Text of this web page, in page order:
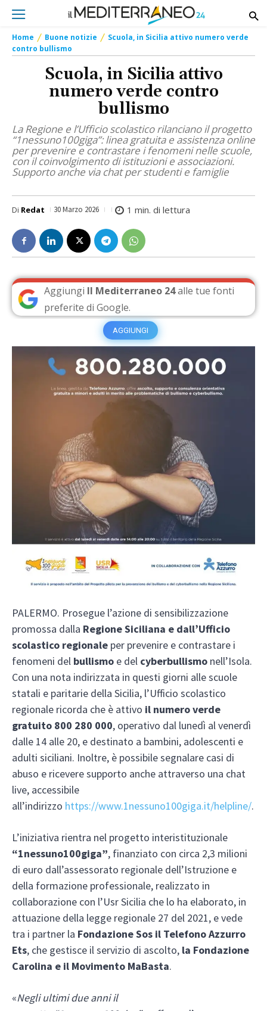
Home Buone notizie
Scuola, in Sicilia attivo numero verde
contro bullismo
Scuola, in Sicilia attivo
numero verde contro
bullismo
La Regione e l’Ufficio scolastico rilanciano il progetto
“1nessuno100giga”: linea gratuita e assistenza online
per prevenire e contrastare i fenomeni nelle scuole,
con il coinvolgimento di istituzioni e associazioni.
Supporto anche via chat per studenti e famiglie
Di Redat 30 Marzo 2026 1 min. di lettura
Aggiungi Il Mediterraneo 24alle tue fonti
preferite di Google.
AGGIUNGI
PALERMO. Prosegue l’azione di sensibilizzazione
promossa dalla Regione Siciliana e dall’Ufficio
scolastico regionale per prevenire e contrastare i
fenomeni del bullismo e del cyberbullismo nell’Isola.
Con una nota indirizzata in questi giorni alle scuole
statali e paritarie della Sicilia, l’Ufficio scolastico
regionale ricorda che è attivo il numero verde
gratuito 800 280 000, operativo dal lunedì al venerdì
dalle 14 alle 20, e destinato a bambini, adolescenti e
adulti siciliani. Inoltre, è possibile segnalare casi di
abuso e ricevere supporto anche attraverso una chat
live, accessibile
all’indirizzo https://www.1nessuno100giga.it/helpline/.
L’iniziativa rientra nel progetto interistituzionale
“1nessuno100giga”, finanziato con circa 2,3 milioni
di euro dall’assessorato regionale dell’Istruzione e
della formazione professionale, realizzato in
collaborazione con l’Usr Sicilia che lo ha elaborato, in
attuazione della legge regionale 27 del 2021, e vede
tra i partner la Fondazione Sos il Telefono Azzurro
Ets, che gestisce il servizio di ascolto, la Fondazione
Carolina e il Movimento MaBasta.
«Negli ultimi due anni il